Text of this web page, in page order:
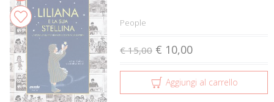
People
€ 15,00 € 10,00
Aggiungi al carrello